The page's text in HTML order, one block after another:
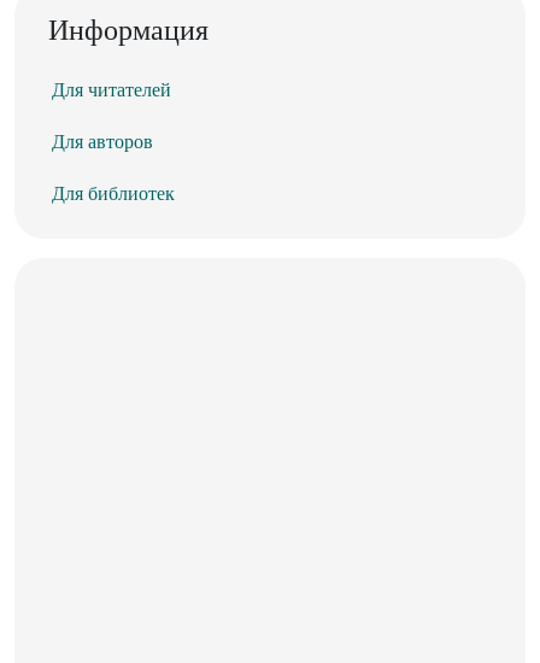
Информация
Для читателей
Для авторов
Для библиотек